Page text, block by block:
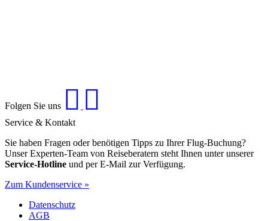
Folgen Sie uns
Service & Kontakt
Sie haben Fragen oder benötigen Tipps zu Ihrer Flug-Buchung?
Unser Experten-Team von Reiseberatern steht Ihnen unter unserer
Service-Hotline und per E-Mail zur Verfügung.
Zum Kundenservice »
Datenschutz
AGB